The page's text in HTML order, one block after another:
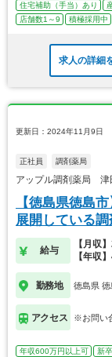
住宅補助（手当）あり
店舗数1～9
積極採用中
求人の詳細
更新日：2024年11月9日
正社員 調剤薬局
アップル調剤薬局 津
【徳島県徳島
展開している
給与
【月収
【年収
勤務地 徳島県 徳
アクセス ※お問い
年収600万円以上可 新